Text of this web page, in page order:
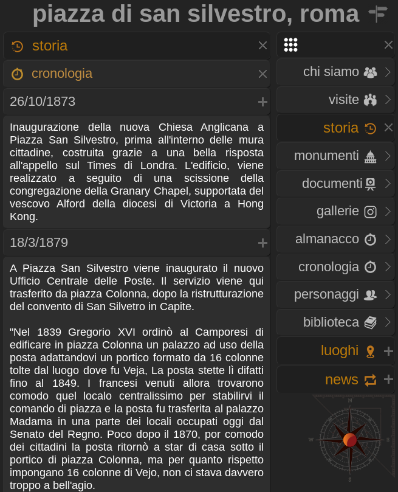
piazza di san silvestro, roma
chi siamo
visite
storia
monumenti
documenti
gallerie
almanacco
cronologia
personaggi
biblioteca
luoghi
news
storia
cronologia
26/10/1873
Inaugurazione della nuova Chiesa Anglicana a
Piazza San Silvestro, prima all'interno delle mura
cittadine, costruita grazie a una bella risposta
all'appello sul Times di Londra. L'edificio, viene
realizzato a seguito di una scissione della
congregazione della Granary Chapel, supportata del
vescovo Alford della diocesi di Victoria a Hong
Kong.
18/3/1879
A Piazza San Silvestro viene inaugurato il nuovo
Ufficio Centrale delle Poste. Il servizio viene qui
trasferito da piazza Colonna, dopo la ristrutturazione
del convento di San Silvetro in Capite.
"Nel 1839 Gregorio XVI ordinò al Camporesi di
edificare in piazza Colonna un palazzo ad uso della
posta adattandovi un portico formato da 16 colonne
tolte dal luogo dove fu Veja, La posta stette lì difatti
fino al 1849. I francesi venuti allora trovarono
comodo quel localo centralissimo per stabilirvi il
comando di piazza e la posta fu trasferita al palazzo
Madama in una parte dei locali occupati oggi dal
Senato del Regno. Poco dopo il 1870, por comodo
dei cittadini la posta ritornò a star di casa sotto il
portico di piazza Colonna, ma per quanto rispetto
impongano 16 colonne di Vejo, non ci stava davvero
troppo a bell'agio.